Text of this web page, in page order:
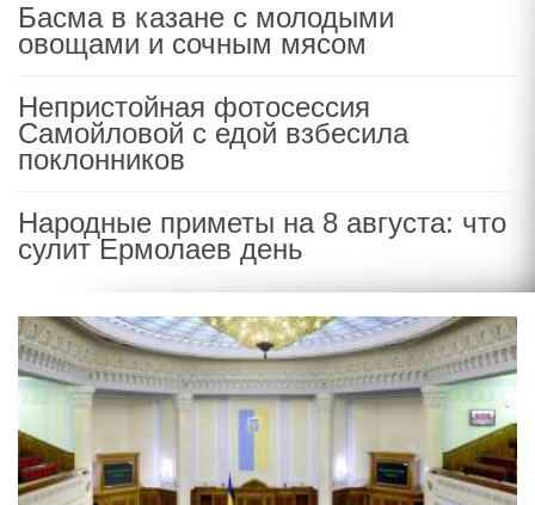
Басма в казане с молодыми
овощами и сочным мясом
Непристойная фотосессия
Самойловой с едой взбесила
поклонников
Народные приметы на 8 августа: что
сулит Ермолаев день